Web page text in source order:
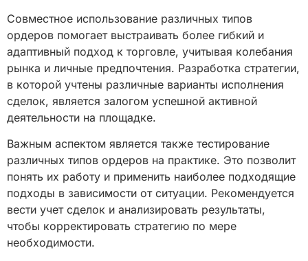
Совместное использование различных типов
ордеров помогает выстраивать более гибкий и
адаптивный подход к торговле, учитывая колебания
рынка и личные предпочтения. Разработка стратегии,
в которой учтены различные варианты исполнения
сделок, является залогом успешной активной
деятельности на площадке.
Важным аспектом является также тестирование
различных типов ордеров на практике. Это позволит
понять их работу и применить наиболее подходящие
подходы в зависимости от ситуации. Рекомендуется
вести учет сделок и анализировать результаты,
чтобы корректировать стратегию по мере
необходимости.